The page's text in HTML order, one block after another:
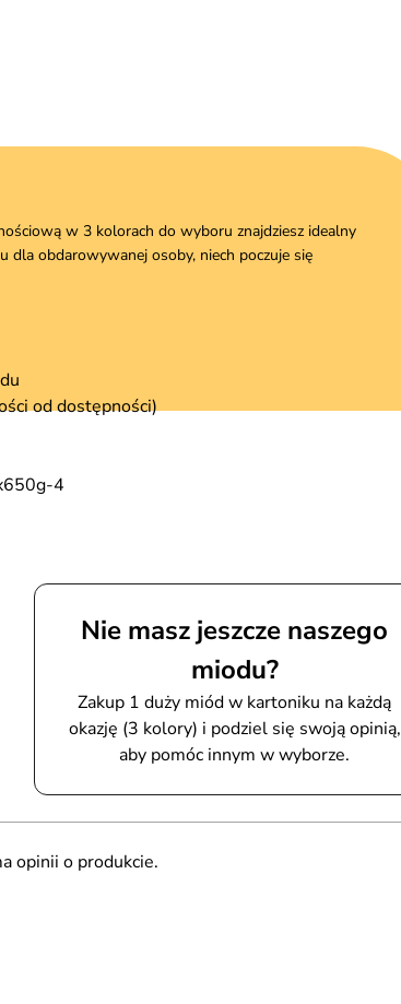
w 3 kolorach do wyboru znajdziesz idealny
dla obdarowywanej osoby, niech poczuje się
od dostępności)
Nie masz jeszcze naszego
miodu?
Zakup 1 duży miód w kartoniku na każdą
okazję (3 kolory) i podziel się swoją opinią,
aby pomóc innym w wyborze.
opinii o produkcie.